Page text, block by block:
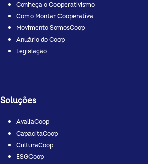
Conheça o Cooperativismo
Como Montar Cooperativa
Movimento SomosCoop
Anuário do Coop
Legislação
Soluções
AvaliaCoop
CapacitaCoop
CulturaCoop
ESGCoop